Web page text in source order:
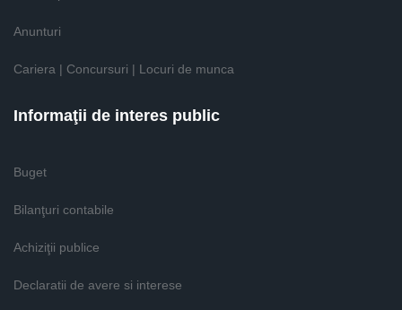
Anunturi
Cariera | Concursuri | Locuri de munca
Informaţii de interes public
Buget
Bilanţuri contabile
Achiziţii publice
Declaratii de avere si interese